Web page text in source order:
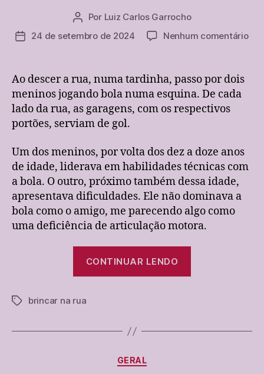
Autor
do
Por Luiz Carlos Garrocho
Data24 de setembro de 2024 Nenhum comentárioem
Ao descer a rua, numa tardinha, passo por dois
meninos jogando bola numa esquina. De cada
lado da rua, as garagens, com os respectivos
portões, serviam de gol.
Um dos meninos, por volta dos dez a doze anos
de idade, liderava em habilidades técnicas com
a bola. O outro, próximo também dessa idade,
apresentava dificuldades. Ele não dominava a
bola como o amigo, me parecendo algo como
uma deficiência de articulação motora.
CONTINUAR LENDO
narrativa:
Tagsbrincar na rua
Categorias
GERAL